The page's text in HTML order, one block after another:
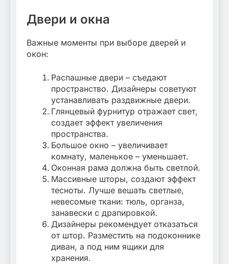
Двери и окна
Важные моменты при выборе дверей и
окон:
Распашные двери – съедают
пространство. Дизайнеры советуют
устанавливать раздвижные двери.
Глянцевый фурнитур отражает свет,
создает эффект увеличения
пространства.
Большое окно – увеличивает
комнату, маленькое – уменьшает.
Оконная рама должна быть светлой.
Массивные шторы, создают эффект
тесноты. Лучше вешать светлые,
невесомые ткани: тюль, органза,
занавески с драпировкой.
Дизайнеры рекомендует отказаться
от штор. Разместить на подоконнике
диван, а под ним ящики для
хранения.